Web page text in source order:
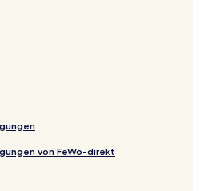
von FeWo-direkt